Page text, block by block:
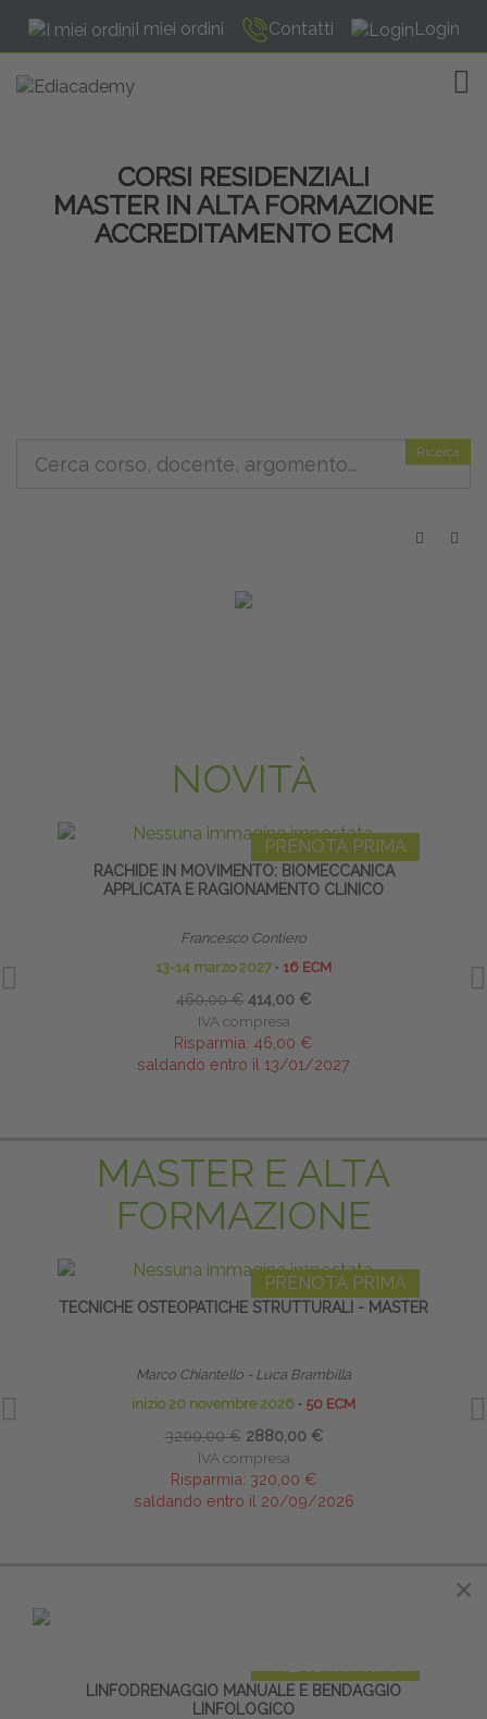
I miei ordini Contatti Login
CORSI RESIDENZIALI
MASTER IN ALTA FORMAZIONE
ACCREDITAMENTO ECM
Ricerca
NOVITÀ
PRENOTA PRIMA
RACHIDE IN MOVIMENTO: BIOMECCANICA
APPLICATA E RAGIONAMENTO CLINICO
Francesco Contiero
13-14 marzo 2027 ∙ 16 ECM
460,00 € 414,00 €
IVA compresa
Risparmia: 46,00 €
saldando entro il 13/01/2027
MASTER E ALTA
FORMAZIONE
PRENOTA PRIMA
TECNICHE OSTEOPATICHE STRUTTURALI - MASTER
Marco Chiantello - Luca Brambilla
inizio 20 novembre 2026 ∙ 50 ECM
3200,00 € 2880,00 €
IVA compresa
Risparmia: 320,00 €
saldando entro il 20/09/2026
PRENOTA PRIMA
LINFODRENAGGIO MANUALE E BENDAGGIO
LINFOLOGICO
×